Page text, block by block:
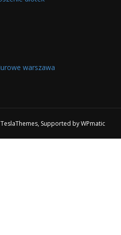
TeslaThemes, Supported byWPmatic